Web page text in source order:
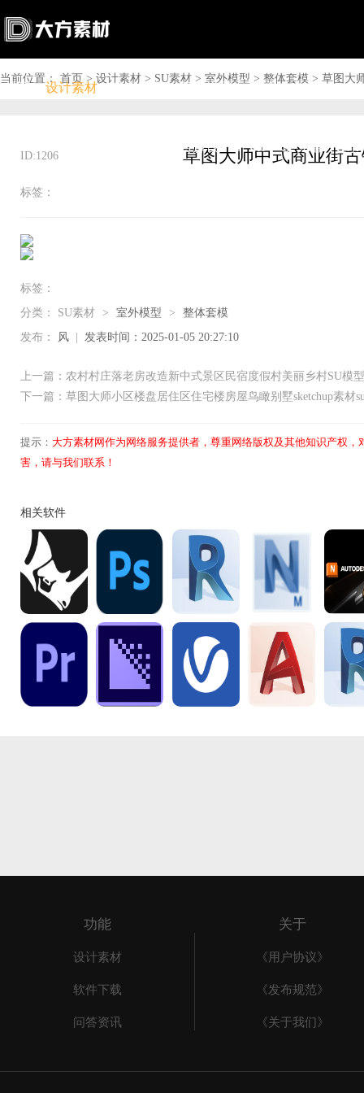
首页 设计素材 软件下载 问答资讯 商城
上传赚钱  VIP  充值 登录
当前位置：首页 >设计素材 > SU素材 > 室外模型 > 整体套模 > 草图大
ID:1206
标签：
标签：
分类： SU素材 > 室外模型 >
整体套模
发布：
风 发表时间：2025-01-05 20:27:10
上一篇：农村村庄落老房改造新中式景区民宿度假村美丽乡村SU模
下一篇：草图大师小区楼盘居住区住宅楼房屋鸟瞰别墅sketchup素材
提示： 大方素材网作为网络服务提供者，尊重网络版权及其他知识产权
害，请与我们联系！
相关软件
功能
设计素材
软件下载
问答资讯
关于
《用户协议》
《发布规范》
《关于我们》